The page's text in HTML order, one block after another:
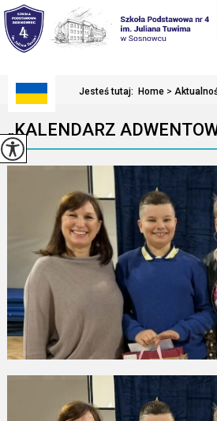
Jesteś tutaj: Home >
„KALENDARZ